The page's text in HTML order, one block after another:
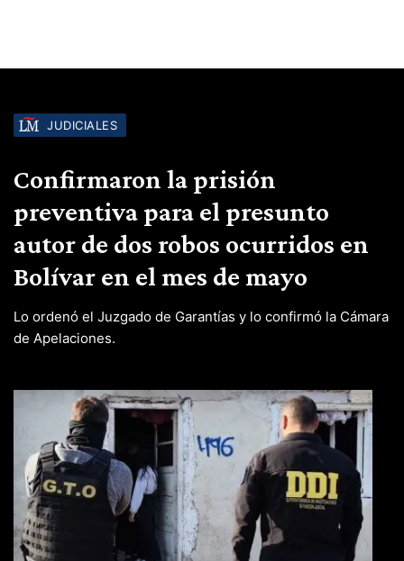
JUDICIALES
Confirmaron la prisión
preventiva para el presunto
autor de dos robos ocurridos en
Bolívar en el mes de mayo
Lo ordenó el Juzgado de Garantías y lo confirmó la Cámara
de Apelaciones.